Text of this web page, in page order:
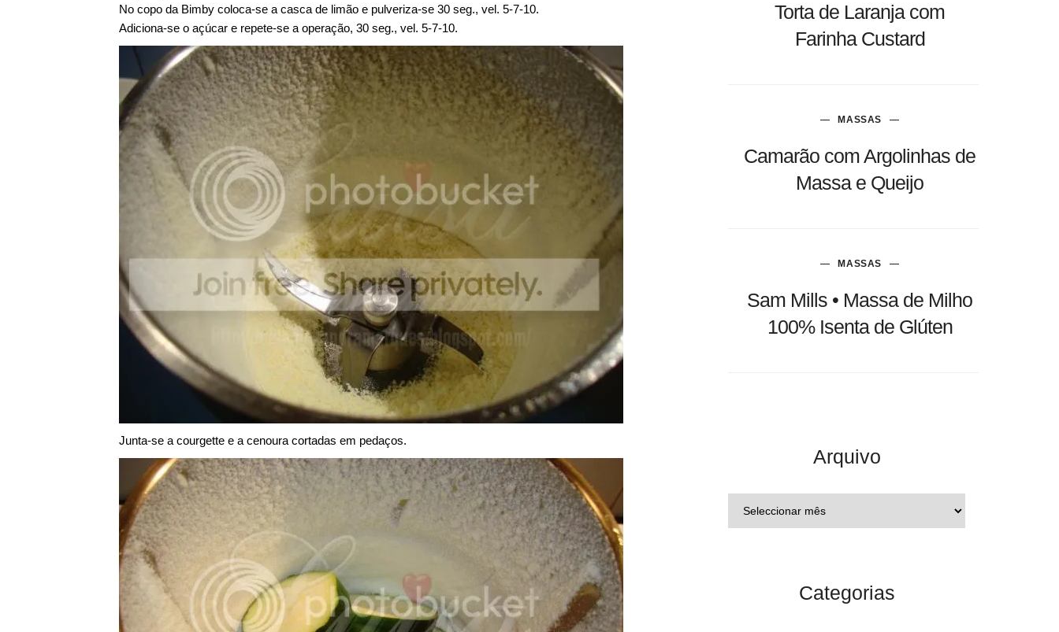
No copo da Bimby coloca-se a casca de limão e pulveriza-se 30 seg., vel. 5-7-10.
Adiciona-se o açúcar e repete-se a operação, 30 seg., vel. 5-7-10.
Junta-se a courgette e a cenoura cortadas em pedaços.
Torta de Laranja com
Farinha Custard
MASSAS
Camarão com Argolinhas de
Massa e Queijo
MASSAS
Sam Mills • Massa de Milho
100% Isenta de Glúten
Arquivo
Categorias